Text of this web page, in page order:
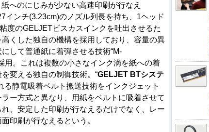
へのにじみが少ない高速印刷が行なえ
インチ(3.23cm)のノズル列長を持ち、1ヘッド
度のGELJETビスカスインクを吐出させるた
くした独自の機構を採用しており、容量の異
して普通紙に着弾させる技術“M-
用。これは複数の小さなインク滴を紙への着
変える独自の制御技術。“GELJET BTシステ
る静電吸着ベルト搬送技術をインクジェット
ー方式と異なり、用紙をベルトに吸着させて
、安定した印刷が行なえるだけでなく、レー
印刷が行なえるという。